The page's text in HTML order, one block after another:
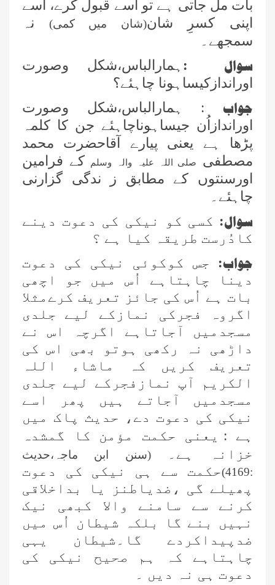
بات مل جاتی ہے تو اسے قبول کرے، اسے
اپنی کسرِ شان(شان میں کمی)
نہ
سمجھے۔
سوال : ہمارالباس،شکل وصورت
اوراندازکیساہونا چاہئے؟
جواب : ہمارالباس،شکل وصورت
اوراندازاُن جیساہوناچاہئے جن کا کلمہ
پڑھا ہے یعنی پیارے آقاحضرت محمد
مصطفی
صلی اللہ علیہ والہ وسلم
کے فرامین
اورسنتوں کے مطابق ز ندگی گزارنی
چاہئے۔
سوال: کسی کو نیکی کی دعوت دینے
کادُرست طریقہ کیا ہے ؟
جواب:
جس کوکوئی نیکی کی دعوت
دینا چاہتاہے اُس میں جو اچھی
بات ہے اُس کی جائز تعریف کرےمثلا
اگروہ فجرکی نمازکے لیے جلدی
مسجدمیں آجاتاہے اگرچہ اس نے
داڑھی نہ رکھی ہوتو بھی اس کی
تعریف کریں کہ ماشاء اللہ
الکریم آپ نمازفجرکے لیے جلدی
مسجدمیں آجاتے ہیں پھر اسے
نیکی کی دعوت دے، حدیث پاک میں
ہے : یعنی حکمت مؤمن کا گمشدہ
خزانہ ہے۔(سنن ابن ماجہ،حدیث
:4169)
حکمت سے ہی نیکی کی دعوت
پھیلے گی ،ضدیاطنز یا بداخلاقی
کرنے سے سامنے والا کبھی نیک
نہیں بنے گا بلکہ شیطان اُس میں
ضدپیداکردے گا۔شیطان یہی
چاہتاہے کہ ہم صحیح نیکی کی
دعوت ہی نہ دیں ۔